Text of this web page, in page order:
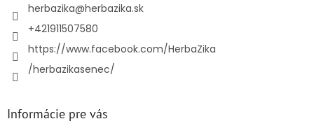
herbazika@herbazika.sk
+421911507580
https://www.facebook.com/HerbaZika
/herbazikasenec/
Informácie pre vás